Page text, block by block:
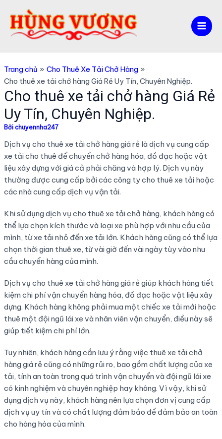
Main
Trang chủ
Cho Thuê Xe Tải Chở Hàng
Cho thuê xe tải chở hàng Giá Rẻ Uy Tín, Chuyên Nghiệp.
Cho thuê xe tải chở hàng Giá Rẻ
Uy Tín, Chuyên Nghiệp.
Bởi chuyennha247
Dịch vụ cho thuê xe tải chở hàng giá rẻ là dịch vụ cung cấp
xe tải cho thuê để chuyển chở hàng hóa, đồ đạc hoặc vật
liệu xây dựng với giá cả phải chăng và hợp lý. Dịch vụ này
thường được cung cấp bởi các công ty cho thuê xe tải hoặc
các nhà cung cấp dịch vụ vận tải.
Khi sử dụng dịch vụ cho thuê xe tải chở hàng, khách hàng có
thể lựa chọn kích thước và loại xe phù hợp với nhu cầu của
mình, từ xe tải nhỏ đến xe tải lớn. Khách hàng cũng có thể lựa
chọn thời gian thuê xe, từ vài giờ đến vài ngày tùy vào nhu
cầu chuyển hàng của mình.
Dịch vụ cho thuê xe tải chở hàng giá rẻ giúp khách hàng tiết
kiệm chi phí vận chuyển hàng hóa, đồ đạc hoặc vật liệu xây
dựng. Khách hàng không phải mua một chiếc xe tải mới hoặc
thuê một đội ngũ lái xe và nhân viên vận chuyển, điều này sẽ
giúp tiết kiệm chi phí lớn.
Tuy nhiên, khách hàng cần lưu ý rằng việc thuê xe tải chở
hàng giá rẻ cũng có những rủi ro, bao gồm chất lượng của xe
tải, tính an toàn trong quá trình vận chuyển và đội ngũ lái xe
có kinh nghiệm và chuyên nghiệp hay không. Vì vậy, khi sử
dụng dịch vụ này, khách hàng nên lựa chọn đơn vị cung cấp
dịch vụ uy tín và có chất lượng đảm bảo để đảm bảo an toàn
cho hàng hóa của mình.